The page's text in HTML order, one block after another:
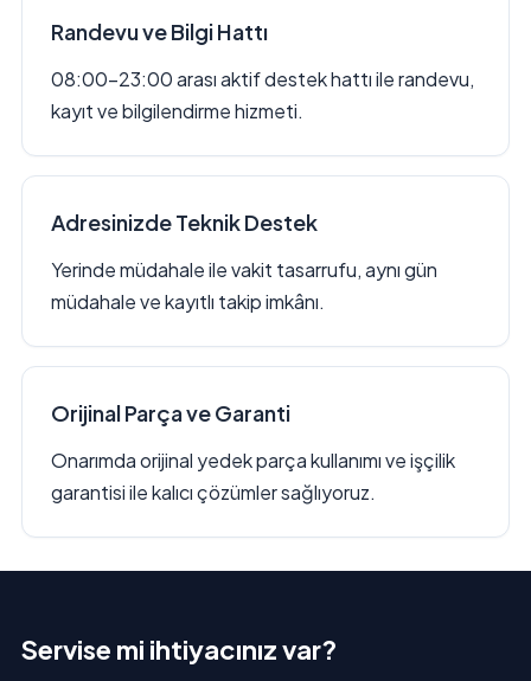
Randevu ve Bilgi Hattı
08:00–23:00 arası aktif destek hattı ile randevu,
kayıt ve bilgilendirme hizmeti.
Adresinizde Teknik Destek
Yerinde müdahale ile vakit tasarrufu, aynı gün
müdahale ve kayıtlı takip imkânı.
Orijinal Parça ve Garanti
Onarımda orijinal yedek parça kullanımı ve işçilik
garantisi ile kalıcı çözümler sağlıyoruz.
Servise mi ihtiyacınız var?